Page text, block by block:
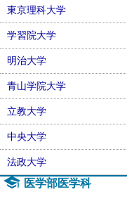
東京理科大学
学習院大学
明治大学
青山学院大学
立教大学
中央大学
法政大学
医学部医学科